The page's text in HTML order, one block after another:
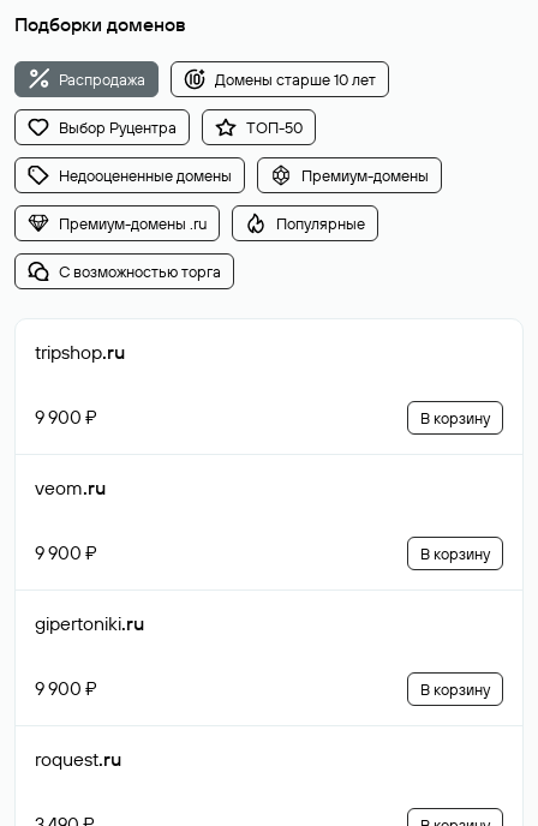
Подборки доменов
Распродажа Домены старше 10 лет
Выбор Руцентра ТОП-50
Недооцененные домены Премиум-домены
Премиум-домены .ru Популярные
С возможностью торга
tripshop.ru
9 900 ₽ В корзину
veom.ru
9 900 ₽ В корзину
gipertoniki.ru
9 900 ₽ В корзину
roquest.ru